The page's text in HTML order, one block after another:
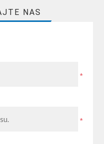
NAS
*
*